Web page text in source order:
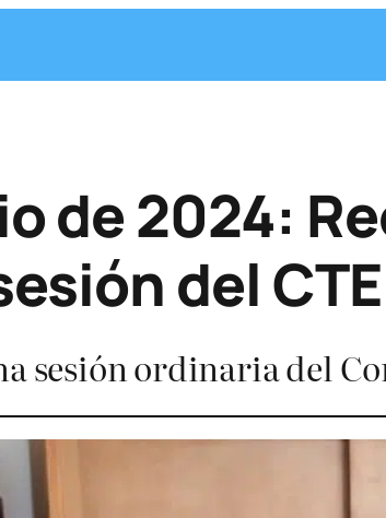
de 2024:
del
sesión ordinaria del